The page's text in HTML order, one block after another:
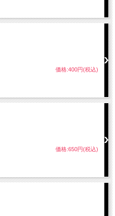
価格:400円(税込)
価格:650円(税込)